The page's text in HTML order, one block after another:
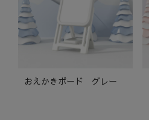
おえかきボード グレー